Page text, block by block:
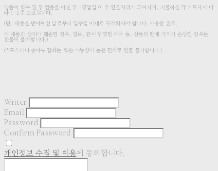
상품이 회수 된 후 검품을 마친 후 1영업일 이 후 환불처리가 되어지며, 지불하신 각 카드사에 따
라 1-2주 소요됩니다.
(단, 제품을 받아보신 날로부터 일주일 이내로 도착되어야 합니다. 사용한 흔적,
새 제품의 상태가 훼손된 경우, 얼룩, 끈이 묶였던 자국 등, 상품의 판매 가치가 손상된 경우는
환불이 불가합니다.)
(*포스터나 종이류 잡화는 훼손 가능성이 높은 관계로 환불 불가합니다.)
Writer
Email
Password
Confirm Password
개인정보 수집 및 이용에 동의합니다.